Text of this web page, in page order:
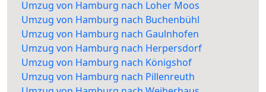
Umzug von Hamburg nach Loher Moos
Umzug von Hamburg nach Buchenbühl
Umzug von Hamburg nach Gaulnhofen
Umzug von Hamburg nach Herpersdorf
Umzug von Hamburg nach Königshof
Umzug von Hamburg nach Pillenreuth